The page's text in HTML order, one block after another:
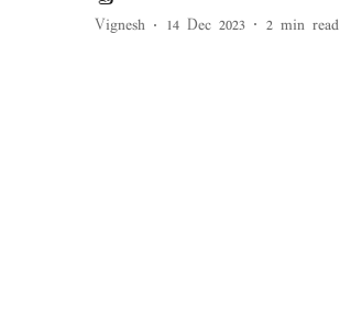
Vignesh 14 Dec 2023 2 min read